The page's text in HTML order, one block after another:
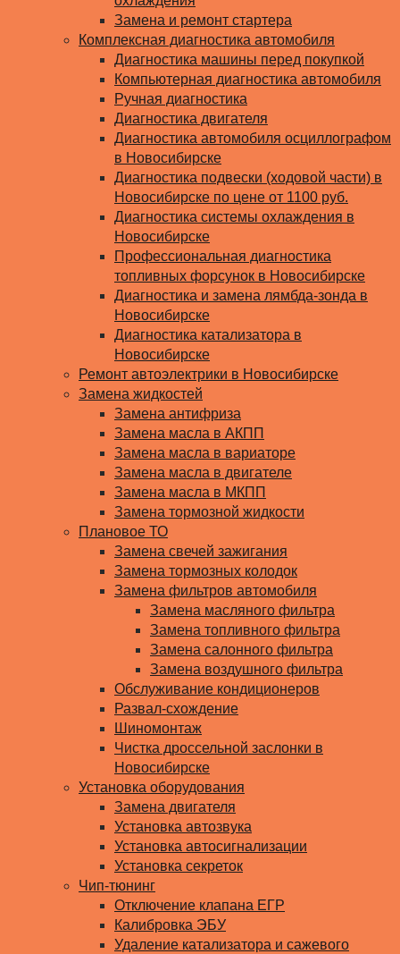
Замена и ремонт стартера
Комплексная диагностика автомобиля
Диагностика машины перед покупкой
Компьютерная диагностика автомобиля
Ручная диагностика
Диагностика двигателя
Диагностика автомобиля осциллографом
в Новосибирске
Диагностика подвески (ходовой части) в
Новосибирске по цене от 1100 руб.
Диагностика системы охлаждения в
Новосибирске
Профессиональная диагностика
топливных форсунок в Новосибирске
Диагностика и замена лямбда-зонда в
Новосибирске
Диагностика катализатора в
Новосибирске
Ремонт автоэлектрики в Новосибирске
Замена жидкостей
Замена антифриза
Замена масла в АКПП
Замена масла в вариаторе
Замена масла в двигателе
Замена масла в МКПП
Замена тормозной жидкости
Плановое ТО
Замена свечей зажигания
Замена тормозных колодок
Замена фильтров автомобиля
Замена масляного фильтра
Замена топливного фильтра
Замена салонного фильтра
Замена воздушного фильтра
Обслуживание кондиционеров
Развал-схождение
Шиномонтаж
Чистка дроссельной заслонки в
Новосибирске
Установка оборудования
Замена двигателя
Установка автозвука
Установка автосигнализации
Установка секреток
Чип-тюнинг
Отключение клапана ЕГР
Калибровка ЭБУ
Удаление катализатора и сажевого